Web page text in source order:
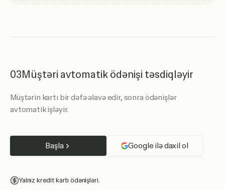
03Müştəri avtomatik ödənişi təsdiqləyir
Müştərin kartı bir dəfə əlavə edir, sonra ödənişlər
avtomatik işləyir.
Başla Google ilə daxil ol
Yalnız kredit kartı ödənişləri.